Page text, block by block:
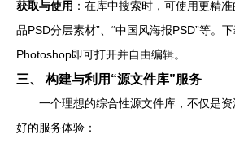
获取与使用 ：在库中搜索时，可使用更精
品PSD分层素材”、“中国风海报PSD”等。
Photoshop即可打开并自由编辑。
三、 构建与利用“源文件库”服务
一个理想的综合性源文件库，不仅是
好的服务体验：